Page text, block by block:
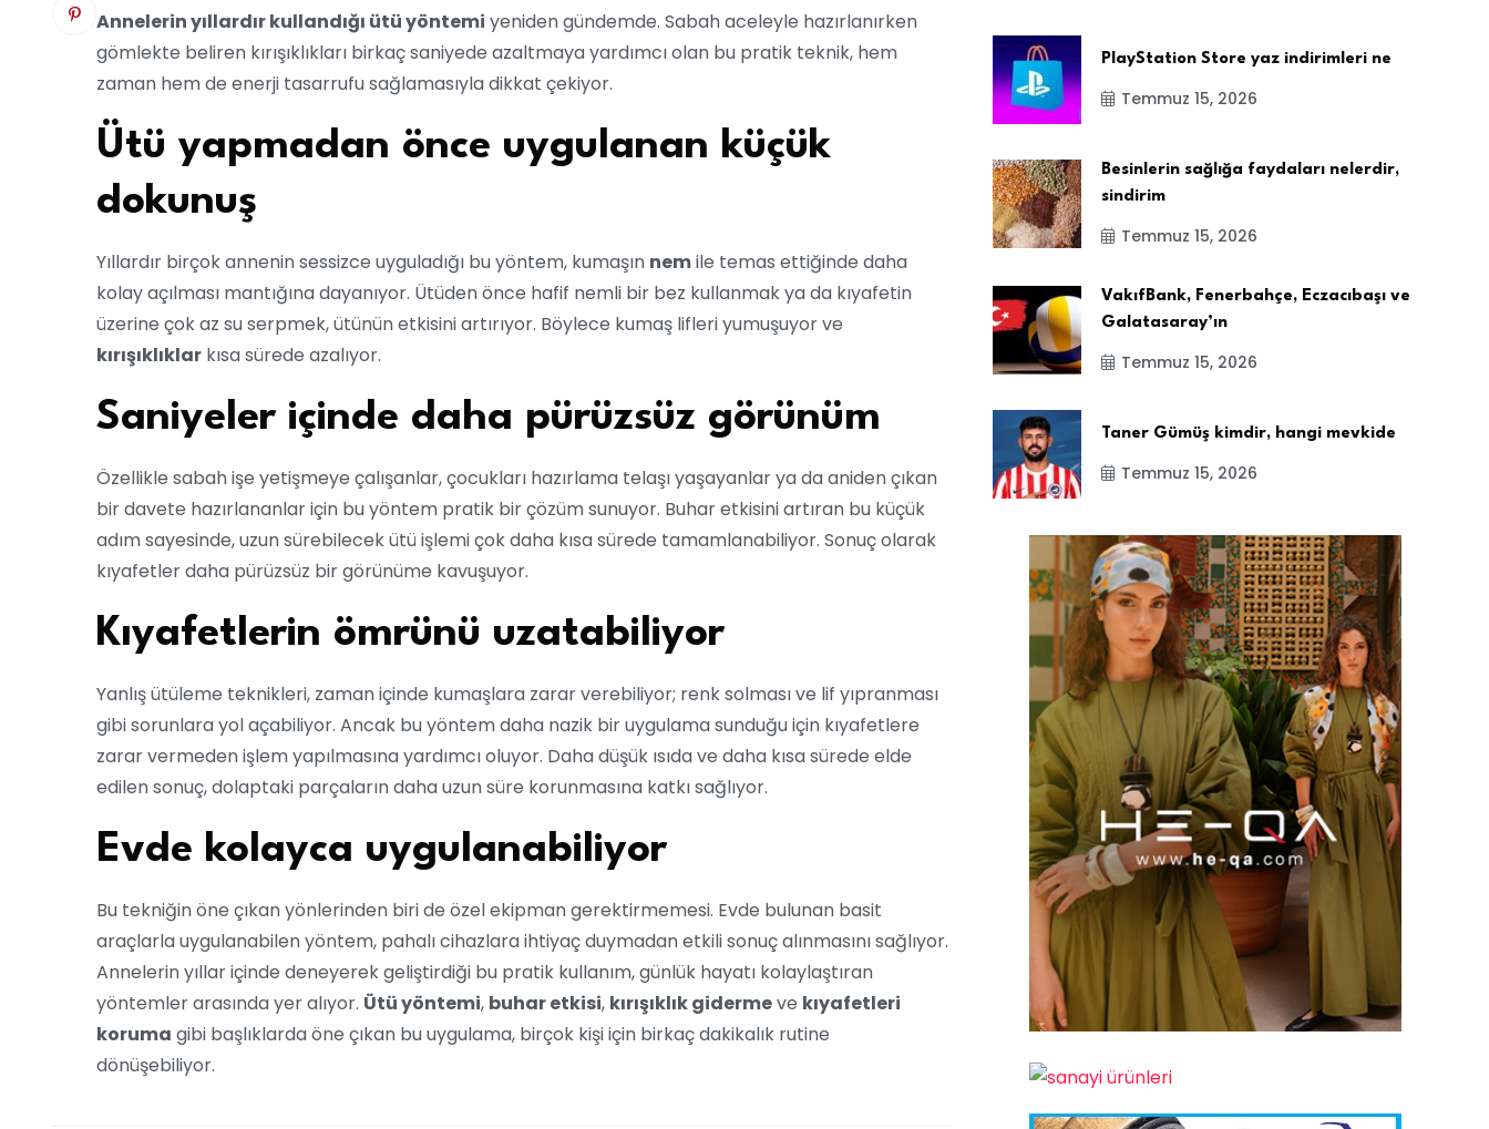
Annelerin yıllardır kullandığı ütü yöntemi yeniden gündemde. Sabah aceleyle hazırlanırken
gömlekte beliren kırışıklıkları birkaç saniyede azaltmaya yardımcı olan bu pratik teknik, hem
zaman hem de enerji tasarrufu sağlamasıyla dikkat çekiyor.
Ütü yapmadan önce uygulanan küçük
dokunuş
Yıllardır birçok annenin sessizce uyguladığı bu yöntem, kumaşın nemile temas ettiğinde daha
kolay açılması mantığına dayanıyor. Ütüden önce hafif nemli bir bez kullanmak ya da kıyafetin
üzerine çok az su serpmek, ütünün etkisini artırıyor. Böylece kumaş lifleri yumuşuyor ve
kırışıklıklar kısa sürede azalıyor.
Saniyeler içinde daha pürüzsüz görünüm
Özellikle sabah işe yetişmeye çalışanlar, çocukları hazırlama telaşı yaşayanlar ya da aniden çıkan
bir davete hazırlananlar için bu yöntem pratik bir çözüm sunuyor. Buhar etkisini artıran bu küçük
adım sayesinde, uzun sürebilecek ütü işlemi çok daha kısa sürede tamamlanabiliyor. Sonuç olarak
kıyafetler daha pürüzsüz bir görünüme kavuşuyor.
Kıyafetlerin ömrünü uzatabiliyor
Yanlış ütüleme teknikleri, zaman içinde kumaşlara zarar verebiliyor; renk solması ve lif yıpranması
gibi sorunlara yol açabiliyor. Ancak bu yöntem daha nazik bir uygulama sunduğu için kıyafetlere
zarar vermeden işlem yapılmasına yardımcı oluyor. Daha düşük ısıda ve daha kısa sürede elde
edilen sonuç, dolaptaki parçaların daha uzun süre korunmasına katkı sağlıyor.
Evde kolayca uygulanabiliyor
Bu tekniğin öne çıkan yönlerinden biri de özel ekipman gerektirmemesi. Evde bulunan basit
araçlarla uygulanabilen yöntem, pahalı cihazlara ihtiyaç duymadan etkili sonuç alınmasını sağlıyor.
Annelerin yıllar içinde deneyerek geliştirdiği bu pratik kullanım, günlük hayatı kolaylaştıran
yöntemler arasında yer alıyor. Ütü yöntemi, buhar etkisi, kırışıklık gidermeve kıyafetleri
koruma gibi başlıklarda öne çıkan bu uygulama, birçok kişi için birkaç dakikalık rutine
dönüşebiliyor.
PlayStation Store yaz indirimleri ne
Temmuz 15, 2026
Besinlerin sağlığa faydaları nelerdir,
sindirim
Temmuz 15, 2026
VakıfBank, Fenerbahçe, Eczacıbaşı ve
Galatasaray’ın
Temmuz 15, 2026
Taner Gümüş kimdir, hangi mevkide
Temmuz 15, 2026